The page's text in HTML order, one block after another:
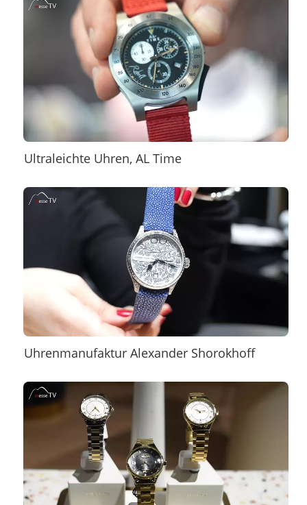
Ultraleichte Uhren, AL Time
Uhrenmanufaktur Alexander Shorokhoff